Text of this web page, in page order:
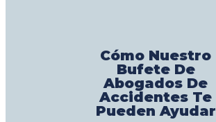
Cómo Nuestro
Bufete De
Abogados De
Accidentes Te
Pueden Ayudar